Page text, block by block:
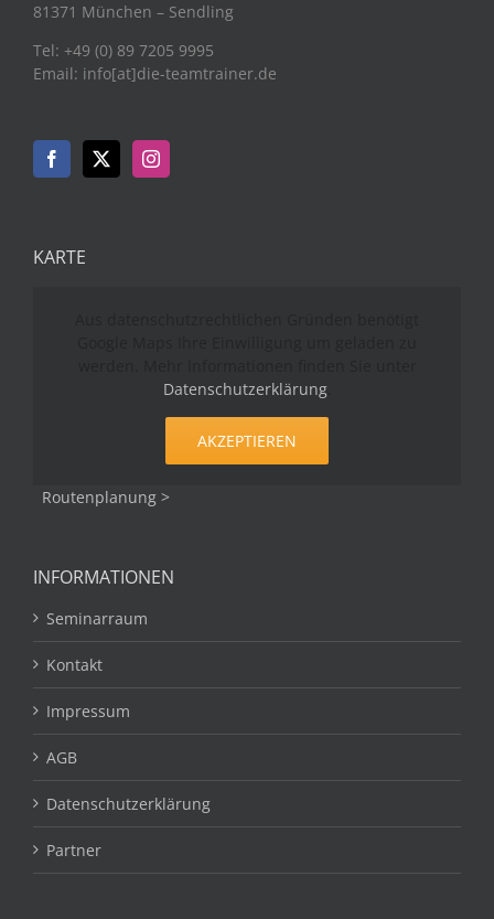
81371 München – Sendling
Tel: +49 (0) 89 7205 9995
Email: info[at]die-teamtrainer.de
KARTE
Datenschutzerklärung.
AKZEPTIEREN
Routenplanung >
INFORMATIONEN
Seminarraum
Kontakt
Impressum
AGB
Datenschutzerklärung
Partner